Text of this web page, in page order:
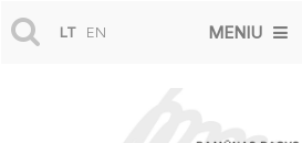
LT EN MENIU